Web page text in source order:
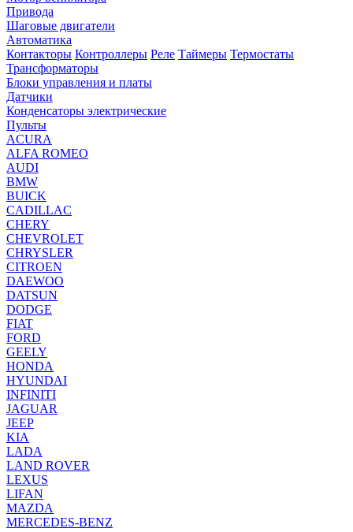
Привода
Шаговые двигатели
Автоматика
Контакторы Контроллеры Реле Таймеры Термостаты
Трансформаторы
Блоки управления и платы
Датчики
Конденсаторы электрические
Пульты
ACURA
ALFA ROMEO
AUDI
BMW
BUICK
CADILLAC
CHERY
CHEVROLET
CHRYSLER
CITROEN
DAEWOO
DATSUN
DODGE
FIAT
FORD
GEELY
HONDA
HYUNDAI
INFINITI
JAGUAR
JEEP
KIA
LADA
LAND ROVER
LEXUS
LIFAN
MAZDA
MERCEDES-BENZ